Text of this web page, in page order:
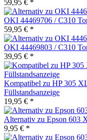
59,95 € *
OKI 44469706 / C310
59,95 € *
OKI 44469803 / C310
39,95 € *
Kompatibel zu HP 305
Füllstandsanzeige
19,95 € *
Alternativ zu Epson 603
9,95 € *